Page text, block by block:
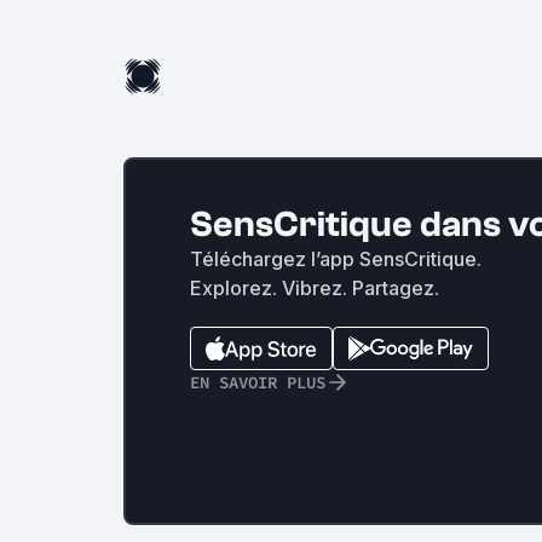
SensCritique dans
Téléchargez l’app SensCritique.
Explorez. Vibrez. Partagez.
EN SAVOIR PLUS